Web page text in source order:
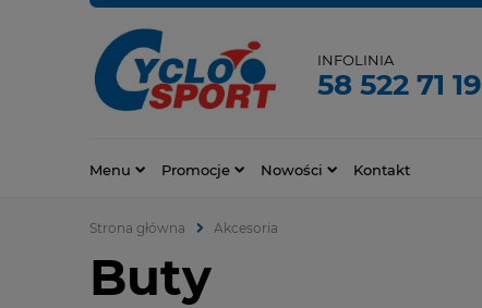
INFOLINIA
58 522 71 19
Menu Promocje Nowości Kontakt
Strona główna Akcesoria
Buty